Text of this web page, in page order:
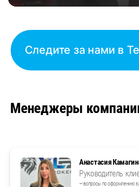
Следите за нами в
Менеджеры
Анастасия
Руководитель
— вопросы по оформлению